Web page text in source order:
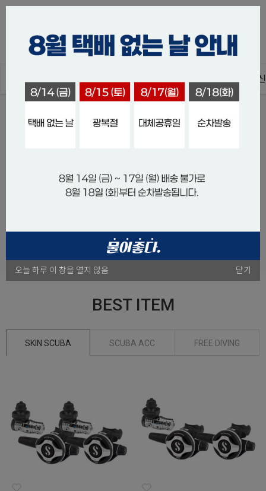
수중촬영/통
오늘 하루 이 창을 열지 않음 닫기
BEST ITEM
SKIN SCUBA SCUBA ACC FREE DIVING